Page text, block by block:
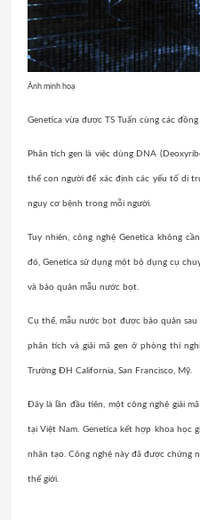
Ảnh minh hoạ
Genetica vừa được TS Tuấn cùng các
Phân tích gen là việc dùng DNA
thể con người để xác định các yếu tố di
nguy cơ bệnh trong mỗi người.
Tuy nhiên, công nghệ Genetica không
đó, Genetica sử dụng một bộ dụng cụ
và bảo quản mẫu nước bọt.
Cụ thể, mẫu nước bọt được bảo quản
phân tích và giải mã gen ở phòng thí
Trường ĐH California, San Francisco, Mỹ.
Đây là lần đầu tiên, một công nghệ giải
tại Việt Nam. Genetica kết hợp khoa học
nhân tạo. Công nghệ này đã được chứng
thế giới.